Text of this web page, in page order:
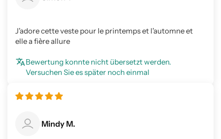
J'adore cette veste pour le printemps et l'automne et
elle a fière allure
Bewertung konnte nicht übersetzt werden.
Versuchen Sie es später noch einmal
Mindy M.